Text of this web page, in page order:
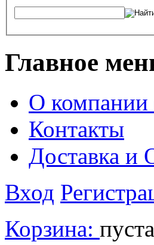
Главное
О
Контакты
Доставка и
Вход
Корзина: пуста